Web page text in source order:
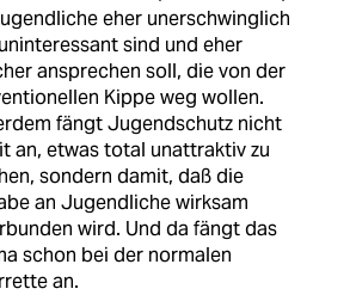
eher unerschwinglich
sind und eher
ansprechen soll, die von der
Kippe weg wollen.
fängt Jugendschutz nicht
an, etwas total unattraktiv zu
sondern damit, daß die
an Jugendliche wirksam
wird. Und da fängt das
schon bei der normalen
an.